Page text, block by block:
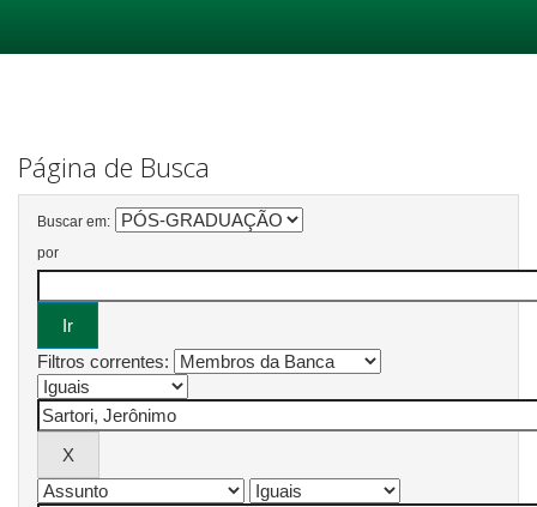
Página de Busca
Buscar em:
por
Filtros correntes: